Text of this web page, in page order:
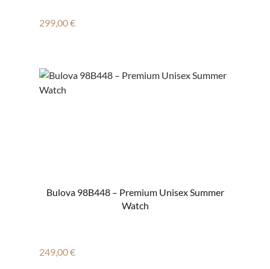
Regulärer Preis:
299,00 €
Bulova 98B448 – Premium Unisex Summer
Watch
Regulärer Preis:
249,00 €